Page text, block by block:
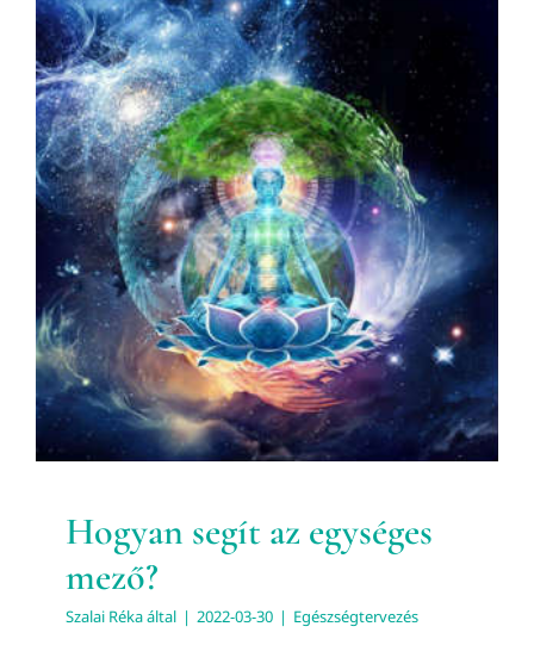
Hogyan segít az egységes
mező?
Egészségtervezés
Hogyan segít az egységes
mező?
Szalai Rékaáltal | 2022-03-30 | Egészségtervezés